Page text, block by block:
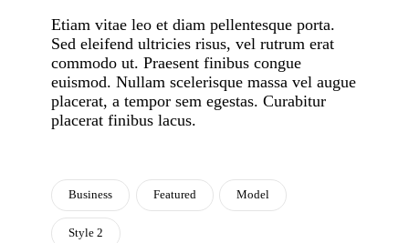
Etiam vitae leo et diam pellentesque porta.
Sed eleifend ultricies risus, vel rutrum erat
commodo ut. Praesent finibus congue
euismod. Nullam scelerisque massa vel augue
placerat, a tempor sem egestas. Curabitur
placerat finibus lacus.
Business Featured Model
Style 2